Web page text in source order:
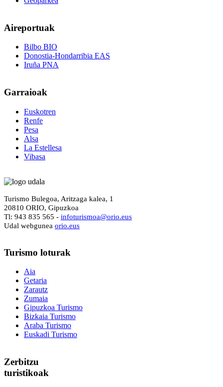
Aireportuak
Bilbo BIO
Donostia-Hondarribia EAS
Iruña PNA
Garraioak
Euskotren
Renfe
Pesa
Alsa
La Estellesa
Vibasa
Turismo Bulegoa, Aritzaga kalea, 1
20810 ORIO, Gipuzkoa
Tl: 943 835 565 - infoturismoa@orio.eus
Udal webgunea orio.eus
Turismo loturak
Aia
Getaria
Zarautz
Zumaia
Gipuzkoa Turismo
Bizkaia Turismo
Araba Turismo
Euskadi Turismo
Zerbitzu
turistikoak